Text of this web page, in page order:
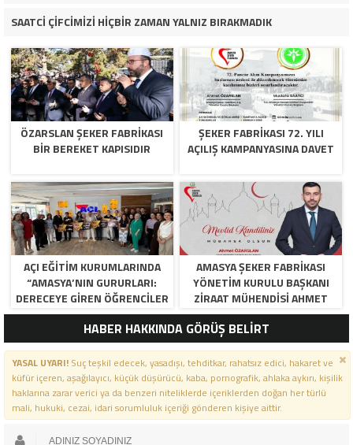
SAATCİ ÇİFCİMİZİ HİÇBİR ZAMAN YALNIZ BIRAKMADIK
ÖZARSLAN ŞEKER FABRİKASI
BİR BEREKET KAPISIDIR
ŞEKER FABRİKASI 72. YILI
AÇILIŞ KAMPANYASINA DAVET
AÇI EĞİTİM KURUMLARINDA
“AMASYA’NIN GURURLARI:
DERECEYE GIREN ÖĞRENCILER
İÇIN ANLAMLI TÖREN”
AMASYA ŞEKER FABRIKASI
YÖNETIM KURULU BAŞKANI
ZIRAAT MÜHENDISI AHMET
ÖZARSLAN’IN MEVLID KANDILI
MESAJI
HABER HAKKINDA GÖRÜŞ BELİRT
YASAL UYARI!Suç teşkil edecek, yasadışı, tehditkar, rahatsız edici, hakaret ve
küfür içeren, aşağılayıcı, küçük düşürücü, kaba, pornografik, ahlaka aykırı, kişilik
haklarına zarar verici ya da benzeri niteliklerde içeriklerden doğan her türlü
mali, hukuki, cezai, idari sorumluluk içeriği gönderen kişiye aittir.